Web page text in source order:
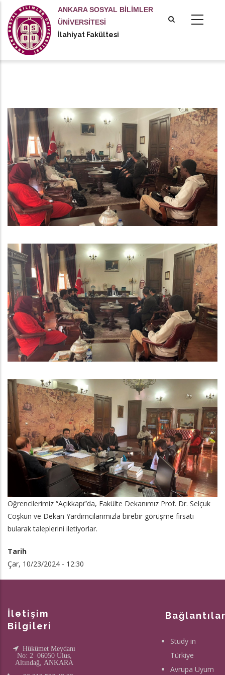
içeriğe
atla
ANKARA SOSYAL BİLİMLER
ÜNİVERSİTESİ
İlahiyat Fakültesi
Öğrencilerimiz “Açıkkapı”da, Fakülte Dekanımız Prof. Dr. Selçuk
Coşkun ve Dekan Yardımcılarımızla birebir görüşme fırsatı
bularak taleplerini iletiyorlar.
Tarih
Çar, 10/23/2024 - 12:30
İletişim
Bilgileri
Hükümet Meydanı
No: 2 06050 Ulus,
Altındağ, ANKARA
Study in
Türkiye
Avrupa Uyum